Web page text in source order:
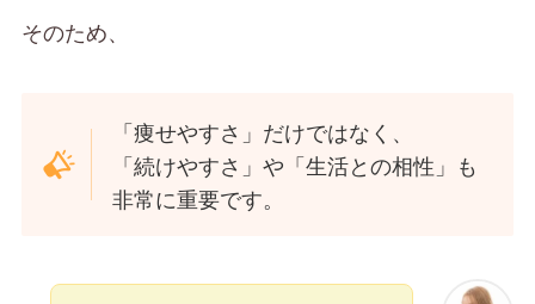
そのため、
「痩せやすさ」だけではなく、
「続けやすさ」や「生活との相性」も
非常に重要です。